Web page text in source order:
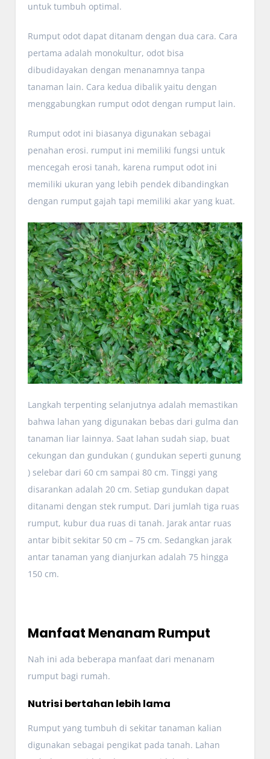
untuk tumbuh optimal.
Rumput odot dapat ditanam dengan dua cara. Cara
pertama adalah monokultur, odot bisa
dibudidayakan dengan menanamnya tanpa
tanaman lain. Cara kedua dibalik yaitu dengan
menggabungkan rumput odot dengan rumput lain.
Rumput odot ini biasanya digunakan sebagai
penahan erosi. rumput ini memiliki fungsi untuk
mencegah erosi tanah, karena rumput odot ini
memiliki ukuran yang lebih pendek dibandingkan
dengan rumput gajah tapi memiliki akar yang kuat.
Langkah terpenting selanjutnya adalah memastikan
bahwa lahan yang digunakan bebas dari gulma dan
tanaman liar lainnya. Saat lahan sudah siap, buat
cekungan dan gundukan ( gundukan seperti gunung
) selebar dari 60 cm sampai 80 cm. Tinggi yang
disarankan adalah 20 cm. Setiap gundukan dapat
ditanami dengan stek rumput. Dari jumlah tiga ruas
rumput, kubur dua ruas di tanah. Jarak antar ruas
antar bibit sekitar 50 cm – 75 cm. Sedangkan jarak
antar tanaman yang dianjurkan adalah 75 hingga
150 cm.
Manfaat Menanam Rumput
Nah ini ada beberapa manfaat dari menanam
rumput bagi rumah.
Nutrisi bertahan lebih lama
Rumput yang tumbuh di sekitar tanaman kalian
digunakan sebagai pengikat pada tanah. Lahan